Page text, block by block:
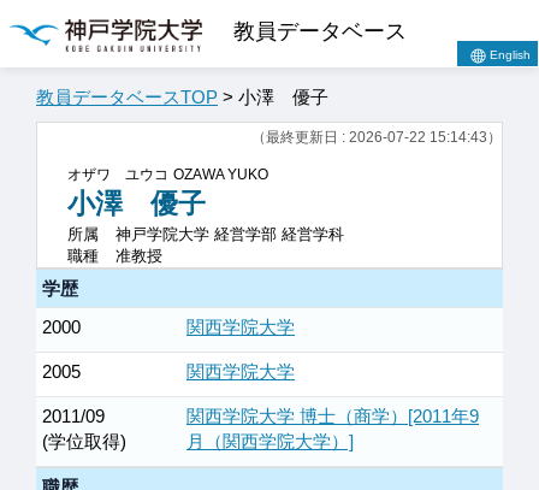
教員データベース
English
教員データベースTOP > 小澤 優子
（最終更新日 : 2026-07-22 15:14:43）
オザワ ユウコ OZAWA YUKO
小澤 優子
所属
神戸学院大学 経営学部 経営学科
職種
准教授
学歴
2000
関西学院大学
2005 関西学院大学
2011/09
(学位取得)
関西学院大学 博士（商学）[2011年9
月（関西学院大学）]